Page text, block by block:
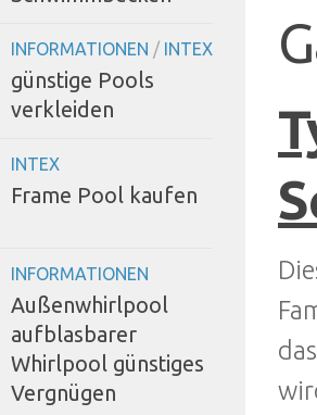
INFORMATIONEN / INTEX
günstige Pools
verkleiden
INTEX
Frame Pool kaufen
INFORMATIONEN
Außenwhirlpool
aufblasbarer
Whirlpool günstiges
Vergnügen